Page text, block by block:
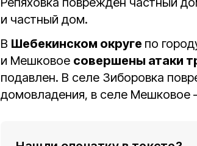
и частный дом.
В Шебекинском округе по
и Мешковое совершены атаки
подавлен. В селе Зиборовка
домовладения, в селе Мешковое